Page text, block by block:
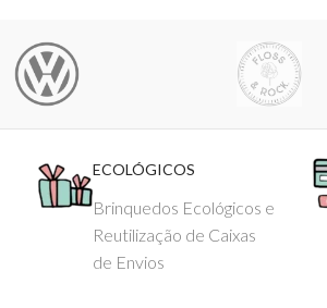
ECOLÓGICOS
Brinquedos Ecológicos e
Reutilização de Caixas
de Envios